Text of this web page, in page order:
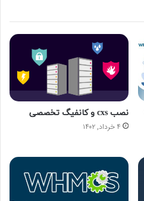
نصب cxs و کانفیگ تخصصی
۴ خرداد, ۱۴۰۲